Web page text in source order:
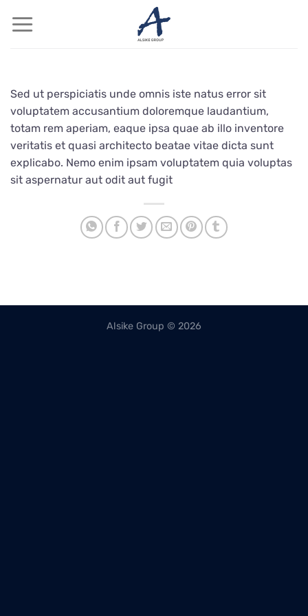
Sed ut perspiciatis unde omnis iste natus error sit
voluptatem accusantium doloremque laudantium,
totam rem aperiam, eaque ipsa quae ab illo inventore
veritatis et quasi architecto beatae vitae dicta sunt
explicabo. Nemo enim ipsam voluptatem quia voluptas
sit aspernatur aut odit aut fugit
Alsike Group © 2026